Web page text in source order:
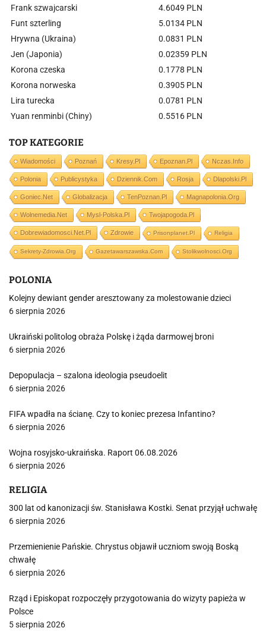
Frank szwajcarski
4.6049 PLN
Funt szterling
5.0134 PLN
Hrywna (Ukraina)
0.0831 PLN
Jen (Japonia)
0.02359 PLN
Korona czeska
0.1778 PLN
Korona norweska
0.3905 PLN
Lira turecka
0.0781 PLN
Yuan renminbi (Chiny)
0.5516 PLN
TOP KATEGORIE
Wiadomości Poznań Kresy.pl Epoznan.pl Nczas.info
Polonia Publicystyka Dziennik.com Rosja Dlapolski.pl
Goniec.net Globalizacja TenPoznan.pl Magnapolonia.org
Wolnemedia.net Mysl-Polska.pl Twojapogoda.pl
Dobrewiadomosci.net.pl Zdrowie Prisonplanet.pl Religia
Sekrety-Zdrowia.org Gazetawarszawska.com Stolikwolnosci.org
POLONIA
Kolejny dewiant gender aresztowany za molestowanie dzieci
6 sierpnia 2026
Ukraiński politolog obraża Polskę i żąda darmowej broni
6 sierpnia 2026
Depopulacja – szalona ideologia pseudoelit
6 sierpnia 2026
FIFA wpadła na ścianę. Czy to koniec prezesa Infantino?
6 sierpnia 2026
Wojna rosyjsko-ukraińska. Raport 06.08.2026
6 sierpnia 2026
RELIGIA
300 lat od kanonizacji św. Stanisława Kostki. Senat przyjął uchwałę
6 sierpnia 2026
Przemienienie Pańskie. Chrystus objawił uczniom swoją Boską
chwałę
6 sierpnia 2026
Rząd i Episkopat rozpoczęły przygotowania do wizyty papieża w
Polsce
5 sierpnia 2026